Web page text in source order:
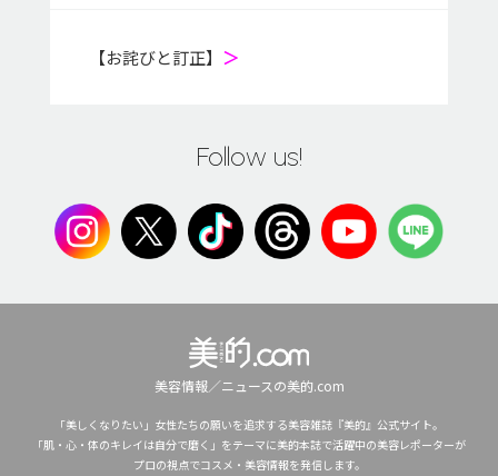
【お詫びと訂正】 ＞
Follow us!
美容情報／ニュースの美的.com
「美しくなりたい」女性たちの願いを追求する美容雑誌『美的』公式サイト。
「肌・心・体のキレイは自分で磨く」をテーマに美的本誌で活躍中の美容レポーターが
プロの視点でコスメ・美容情報を発信します。